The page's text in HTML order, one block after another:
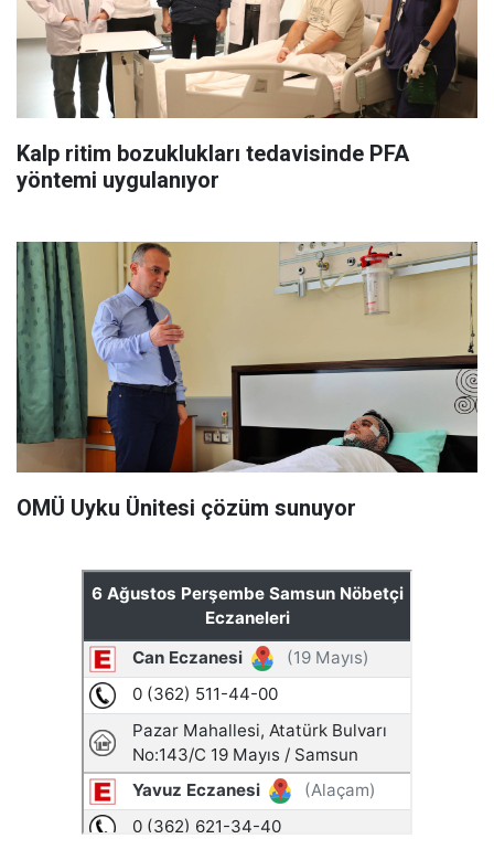
Kalp ritim bozuklukları tedavisinde PFA
yöntemi uygulanıyor
OMÜ Uyku Ünitesi çözüm sunuyor